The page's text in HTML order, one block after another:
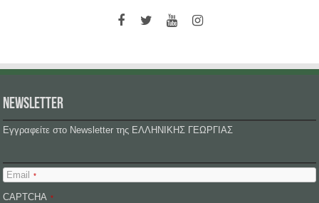
NEWSLETTER
Εγγραφείτε στο Newsletter της ΕΛΛΗΝΙΚΗΣ ΓΕΩΡΓΙΑΣ
Email *
CAPTCHA *